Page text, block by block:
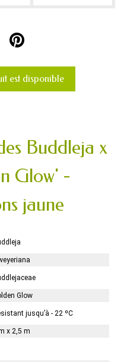
est disponible
Buddleja x
Glow' -
jaune
Glow
jusqu’à - 22 ºC
x 2,5 m